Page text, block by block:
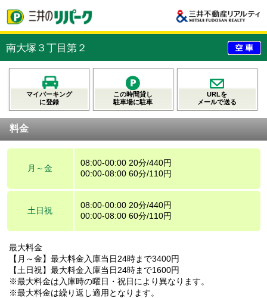
南大塚３丁目第２
マイパーキング
に登録
この時間貸し
駐車場に駐車
URLを
メールで送る
料金
月～金
08:00-00:00 20分/440円
00:00-08:00 60分/110円
土日祝
08:00-00:00 20分/440円
00:00-08:00 60分/110円
最大料金
【月～金】最大料金入庫当日24時まで3400円
【土日祝】最大料金入庫当日24時まで1600円
※最大料金は入庫時の曜日・祝日により異なります。
※最大料金は繰り返し適用となります。